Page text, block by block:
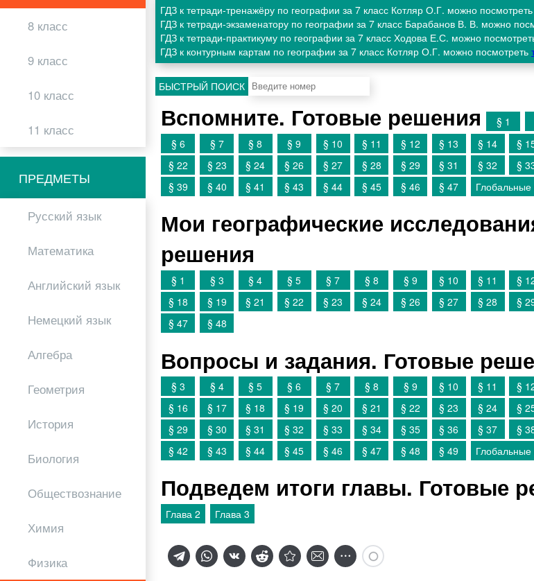
8 класс
9 класс
10 класс
11 класс
ПРЕДМЕТЫ
Русский язык
Математика
Английский язык
Немецкий язык
Алгебра
Геометрия
История
Биология
Обществознание
Химия
Физика
ГДЗ к тетради-тренажёру по географии за 7 класс Котляр О.Г. можно посмотреть
ГДЗ к тетради-экзаменатору по географии за 7 класс Барабанов В. В. можно
ГДЗ к тетради-практикуму по географии за 7 класс Ходова Е.С. можно
ГДЗ к контурным картам по географии за 7 класс Котляр О.Г. можно посмотреть
БЫСТРЫЙ ПОИСК
Вспомните. Готовые решения § 1
§ 6
§ 7 § 8 § 9 § 10 § 11 § 12 § 13 § 14 §
§ 22
§ 23 § 24 § 26 § 27 § 28 § 29 § 31 § 32 §
§ 39
§ 40 § 41 § 43 § 44 § 45 § 46 § 47
Мои географические
решения
§ 1 § 3 § 4 § 5 § 7 § 8 § 9 § 10 § 11 §
§ 18
§ 19 § 21 § 22 § 23 § 24 § 26 § 27 § 28 §
§ 47
§ 48
Вопросы и задания. Готовые
§ 3
§ 4 § 5 § 6 § 7 § 8 § 9 § 10 § 11 §
§ 16
§ 17 § 18 § 19 § 20 § 21 § 22 § 23 § 24 §
§ 29
§ 30 § 31 § 32 § 33 § 34 § 35 § 36 § 37 §
§ 42
§ 43 § 44 § 45 § 46 § 47 § 48 § 49
Подведем итоги главы. Готовые
Глава 2
Глава 3